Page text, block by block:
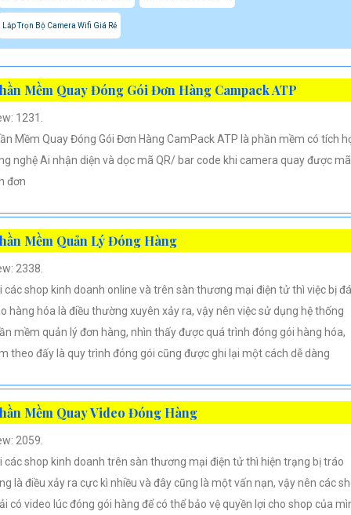
Lắp Trọn Bộ Camera Wifi Giá Rẻ
Mềm Quay Đóng Gói Đơn Hàng Campack ATP
1231.
Mềm Quay Đóng Gói Đơn Hàng CamPack ATP là phần mềm có tích
nghệ Ai nhận diện và dọc mã QR/ bar code khi camera quay được mã
đơn
Mềm Quản Lý Đóng Hàng
2338.
các shop kinh doanh online và trên sàn thương mại điện tử thì việc bị
hàng hóa là điều thường xuyên xảy ra, vậy nên việc sử dụng hệ thống
mềm quản lý đơn hàng, nhìn thấy được quá trình đóng gói hàng hóa,
theo đấy là quy trình đóng gói cũng được ghi lại một cách dễ dàng
Mềm Quay Video Đóng Hàng
2059.
các shop kinh doanh trên sàn thương mại điện tử thì hiện trạng bị tráo
là điều xảy ra cực kì nhiều và đây cũng là một vấn nạn, vậy nên các
có video lúc đóng gói hàng để có thể bảo vệ quyền lợi cho shop của